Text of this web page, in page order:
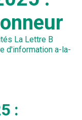
La Lettre B
d'information a-la-
: